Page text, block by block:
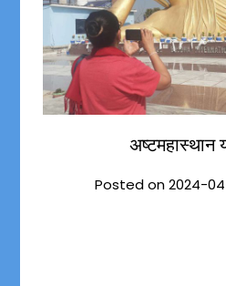
अष्टमहास्थान
Posted on2024-